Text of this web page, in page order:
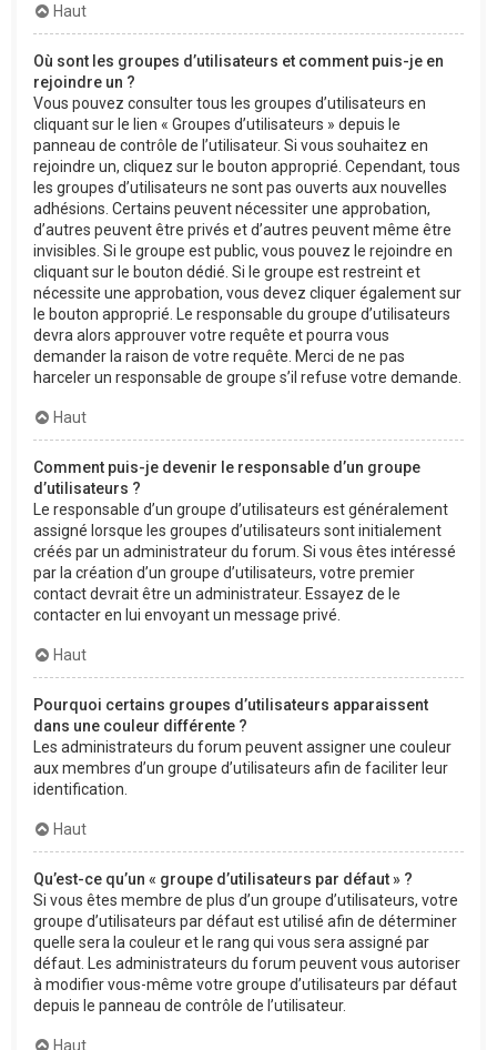
Haut
Où sont les groupes d’utilisateurs et comment puis-je en
rejoindre un ?
Vous pouvez consulter tous les groupes d’utilisateurs en
cliquant sur le lien « Groupes d’utilisateurs » depuis le
panneau de contrôle de l’utilisateur. Si vous souhaitez en
rejoindre un, cliquez sur le bouton approprié. Cependant, tous
les groupes d’utilisateurs ne sont pas ouverts aux nouvelles
adhésions. Certains peuvent nécessiter une approbation,
d’autres peuvent être privés et d’autres peuvent même être
invisibles. Si le groupe est public, vous pouvez le rejoindre en
cliquant sur le bouton dédié. Si le groupe est restreint et
nécessite une approbation, vous devez cliquer également sur
le bouton approprié. Le responsable du groupe d’utilisateurs
devra alors approuver votre requête et pourra vous
demander la raison de votre requête. Merci de ne pas
harceler un responsable de groupe s’il refuse votre demande.
Haut
Comment puis-je devenir le responsable d’un groupe
d’utilisateurs ?
Le responsable d’un groupe d’utilisateurs est généralement
assigné lorsque les groupes d’utilisateurs sont initialement
créés par un administrateur du forum. Si vous êtes intéressé
par la création d’un groupe d’utilisateurs, votre premier
contact devrait être un administrateur. Essayez de le
contacter en lui envoyant un message privé.
Haut
Pourquoi certains groupes d’utilisateurs apparaissent
dans une couleur différente ?
Les administrateurs du forum peuvent assigner une couleur
aux membres d’un groupe d’utilisateurs afin de faciliter leur
identification.
Haut
Qu’est-ce qu’un « groupe d’utilisateurs par défaut » ?
Si vous êtes membre de plus d’un groupe d’utilisateurs, votre
groupe d’utilisateurs par défaut est utilisé afin de déterminer
quelle sera la couleur et le rang qui vous sera assigné par
défaut. Les administrateurs du forum peuvent vous autoriser
à modifier vous-même votre groupe d’utilisateurs par défaut
depuis le panneau de contrôle de l’utilisateur.
Haut